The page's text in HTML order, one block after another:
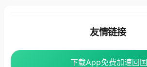
下载App免费加速回国
下载App免费加速回国
友情链接